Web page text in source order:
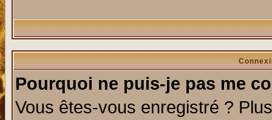
Pourquoi ne puis-je pas me
Vous êtes-vous enregistré ?